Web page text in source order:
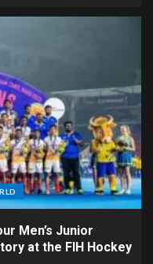
Men’s Junior
at the FIH Hockey